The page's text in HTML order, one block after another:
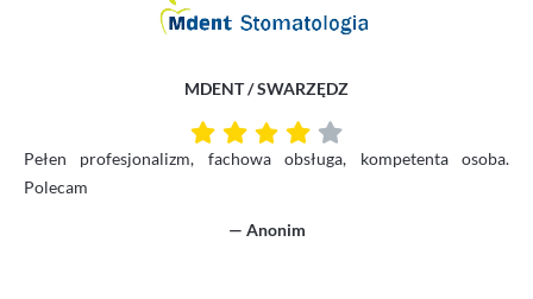
MDENT / SWARZĘDZ
Pełen profesjonalizm, fachowa obsługa, kompetenta osoba.
Polecam
— Anonim